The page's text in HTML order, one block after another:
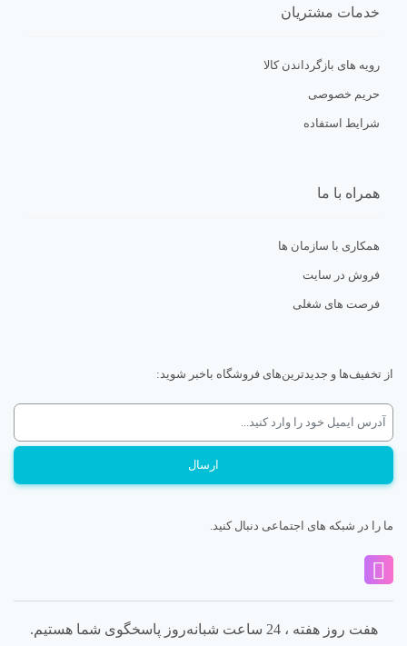
خدمات مشتریان
رویه های بازگرداندن کالا
حریم خصوصی
شرایط استفاده
همراه با ما
همکاری با سازمان ها
فروش در سایت
فرصت های شغلی
از تخفیف‌ها و جدیدترین‌های فروشگاه باخبر شوید:
ما را در شبکه های اجتماعی دنبال کنید.
هفت روز هفته ، 24 ساعت شبانه‌روز پاسخگوی شما هستیم.